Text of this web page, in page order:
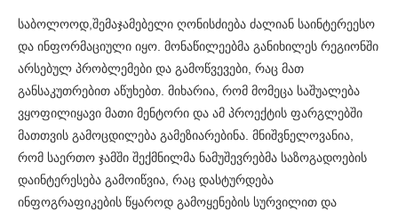
საბოლოოდ,შემაჯამებელი ღონისძიება ძალიან საინტერეესო
და ინფორმაციული იყო. მონაწილეებმა განიხილეს რეგიონში
არსებულ პრობლემები და გამოწვევები, რაც მათ
განსაკუთრებით აწუხებთ. მიხარია, რომ მომეცა საშუალება
ვყოფილიყავი მათი მენტორი და ამ პროექტის ფარგლებში
მათთვის გამოცდილება გამეზიარებინა. მნიშვნელოვანია,
რომ საერთო ჯამში შექმნილმა ნამუშევრებმა საზოგადოების
დაინტერესება გამოიწვია, რაც დასტურდება
ინფოგრაფიკების წყაროდ გამოყენების სურვილით და